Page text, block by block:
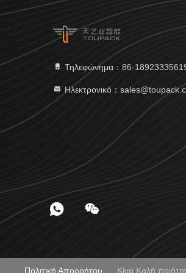
Τηλεφώνημα：86-
Ηλεκτρονικό：
Πολιτική Απορρήτου Κίνα Καλή